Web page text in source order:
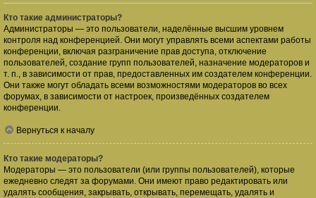
Кто такие администраторы?
Администраторы — это пользователи, наделённые высшим уровнем
контроля над конференцией. Они могут управлять всеми аспектами работы
конференции, включая разграничение прав доступа, отключение
пользователей, создание групп пользователей, назначение модераторов и
т. п., в зависимости от прав, предоставленных им создателем конференции.
Они также могут обладать всеми возможностями модераторов во всех
форумах, в зависимости от настроек, произведённых создателем
конференции.
Вернуться к началу
Кто такие модераторы?
Модераторы — это пользователи (или группы пользователей), которые
ежедневно следят за форумами. Они имеют право редактировать или
удалять сообщения, закрывать, открывать, перемещать, удалять и